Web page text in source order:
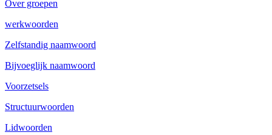
Over groepen
werkwoorden
Zelfstandig naamwoord
Bijvoeglijk naamwoord
Voorzetsels
Structuurwoorden
Lidwoorden